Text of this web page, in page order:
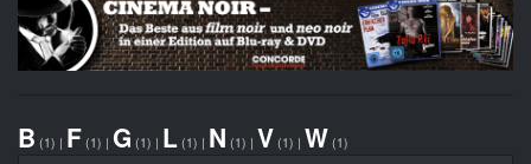
B (1) | F (1) | G (1) | L (1) | N (1) | V (1) | W (1)